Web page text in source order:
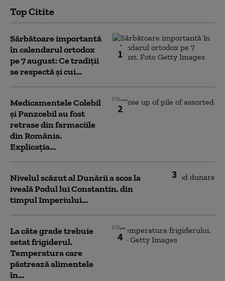
Top Citite
1
Sărbătoare importantă
în calendarul ortodox
pe 7 august: Ce tradiții
se respectă și cui...
2
Medicamentele Colebil
și Panzcebil au fost
retrase din farmaciile
din România.
Explicația...
3
Nivelul scăzut al Dunării a scos la
iveală Podul lui Constantin, din
timpul Imperiului...
4
La câte grade trebuie
setat frigiderul.
Temperatura care
păstrează alimentele
în...